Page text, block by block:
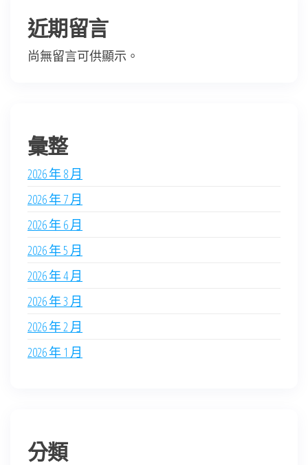
近期留言
尚無留言可供顯示。
彙整
2026 年 8 月
2026 年 7 月
2026 年 6 月
2026 年 5 月
2026 年 4 月
2026 年 3 月
2026 年 2 月
2026 年 1 月
分類